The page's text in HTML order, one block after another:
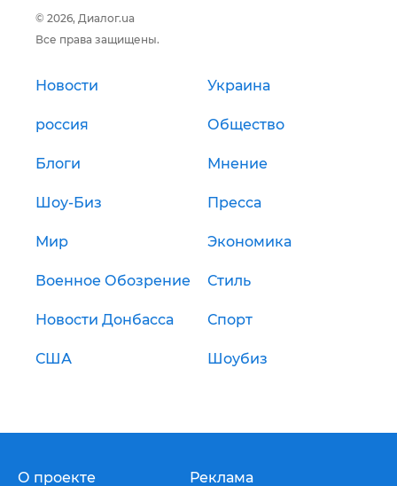
© 2026, Диалог.ua
Все права защищены.
Новости Украина
россия Общество
Блоги Мнение
Шоу-Биз Пресса
Мир Экономика
Военное Обозрение Стиль
Новости Донбасса Спорт
США Шоубиз
О проекте Реклама